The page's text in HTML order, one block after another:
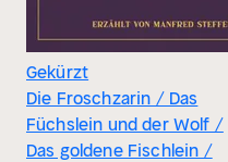
Gekürzt
Die Froschzarin / Das
Füchslein und der Wolf /
Das goldene Fischlein /